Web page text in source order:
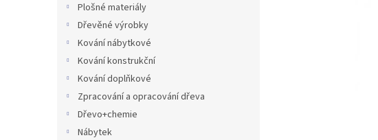
Plošné materiály
Dřevěné výrobky
Kování nábytkové
Kování konstrukční
Kování doplňkové
Zpracování a opracování dřeva
Dřevo+chemie
Nábytek